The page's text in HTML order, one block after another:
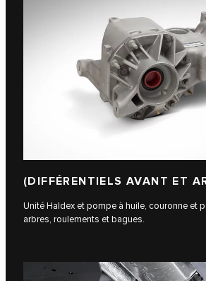
(DIFFÉRENTIELS AVANT ET
Unité Haldex et pompe à huile, couronne et
arbres, roulements et bagues.